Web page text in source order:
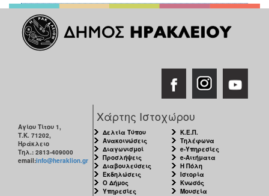
Αγίου Τίτου 1,
Τ.Κ. 71202,
Ηράκλειο
Τηλ.: 2813-409000
email:info@heraklion.gr
Χάρτης Ιστοχώρου
Δελτία Τύπου
Ανακοινώσεις
Διαγωνισμοί
Προσλήψεις
Διαβουλεύσεις
Εκδηλώσεις
Ο Δήμος
Υπηρεσίες
Κ.Ε.Π.
Τηλέφωνα
e-Υπηρεσίες
e-Αιτήματα
Η Πόλη
Ιστορία
Κνωσός
Μουσεία